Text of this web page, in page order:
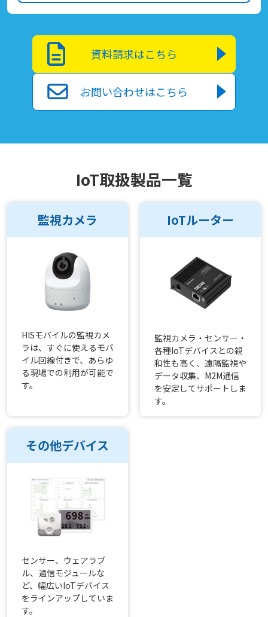
資料請求はこちら
お問い合わせはこちら
IoT取扱製品一覧
監視カメラ
HISモバイルの監視カメ
ラは、すぐに使えるモバ
イル回線付きで、あらゆ
る現場での利用が可能で
す。
IoTルーター
監視カメラ・センサー・
各種IoTデバイスとの親
和性も高く、遠隔監視や
データ収集、M2M通信
を安定してサポートしま
す。
その他デバイス
センサー、ウェアラブ
ル、通信モジュールな
ど、幅広いIoTデバイス
をラインアップしていま
す。